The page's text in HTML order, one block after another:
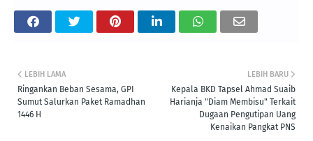
LEBIH BARU
Kepala BKD Tapsel Ahmad Suaib
Harianja "Diam Membisu" Terkait
Dugaan Pengutipan Uang
Kenaikan Pangkat PNS
LEBIH LAMA
Ringankan Beban Sesama, GPI
Sumut Salurkan Paket Ramadhan
1446 H